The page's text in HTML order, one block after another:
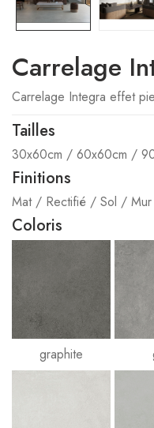
Carrelage
Carrelage Integra effet
Tailles
30x60cm / 60x60cm /
Finitions
Mat / Rectifié / Sol / Mur
Coloris
graphite